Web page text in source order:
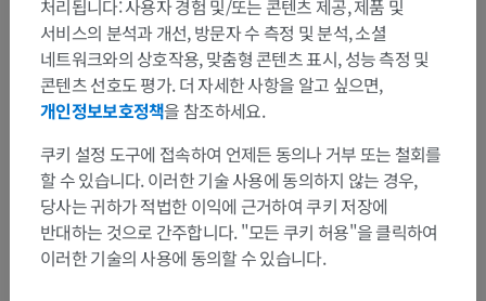
처리됩니다: 사용자 경험 및/또는 콘텐츠 제공, 제품 및
서비스의 분석과 개선, 방문자 수 측정 및 분석, 소셜
네트워크와의 상호작용, 맞춤형 콘텐츠 표시, 성능 측정 및
콘텐츠 선호도 평가. 더 자세한 사항을 알고 싶으면,
개인정보보호정책을 참조하세요.
쿠키 설정 도구에 접속하여 언제든 동의나 거부 또는 철회를
할 수 있습니다. 이러한 기술 사용에 동의하지 않는 경우,
당사는 귀하가 적법한 이익에 근거하여 쿠키 저장에
반대하는 것으로 간주합니다. "모든 쿠키 허용"을 클릭하여
이러한 기술의 사용에 동의할 수 있습니다.